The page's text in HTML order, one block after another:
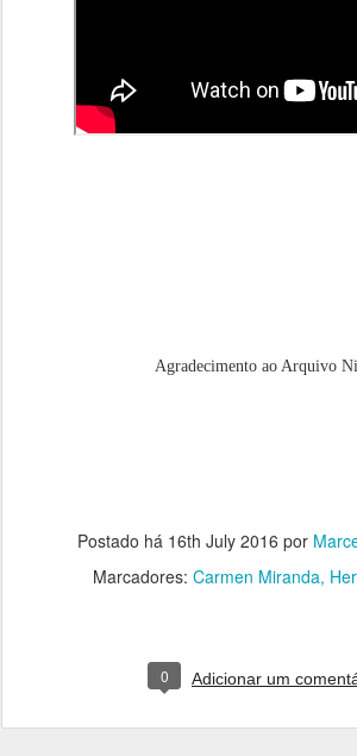
Agradecimento ao Arquivo
Postado há 16th July 2016 por
Marcadores: Carmen Miranda
0 Adicionar um